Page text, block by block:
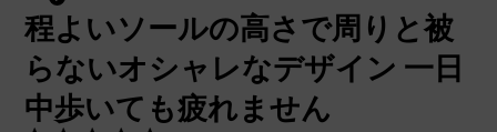
程よいソールの高さで周りと被
らないオシャレなデザイン 一日
中歩いても疲れません